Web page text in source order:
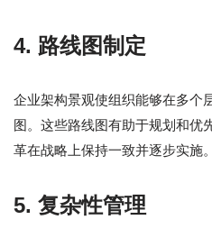
4. 路线图制定
企业架构景观使组织能够在多个
图。这些路线图有助于规划和优
革在战略上保持一致并逐步实施。
5. 复杂性管理